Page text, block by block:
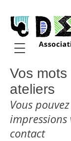
Vos mots
ateliers
Vous
contact